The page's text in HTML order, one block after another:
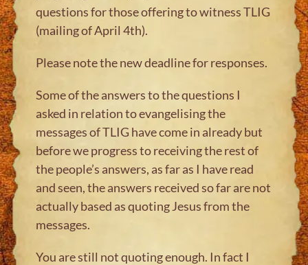
questions for those offering to witness TLIG
(mailing of April 4th).
Please note the new deadline for responses.
Some of the answers to the questions I
asked in relation to evangelising the
messages of TLIG have come in already but
before we progress to receiving the rest of
the people’s answers, as far as I have read
and seen, the answers received so far are not
actually based as quoting Jesus from the
messages.
You are still not quoting enough. In fact I